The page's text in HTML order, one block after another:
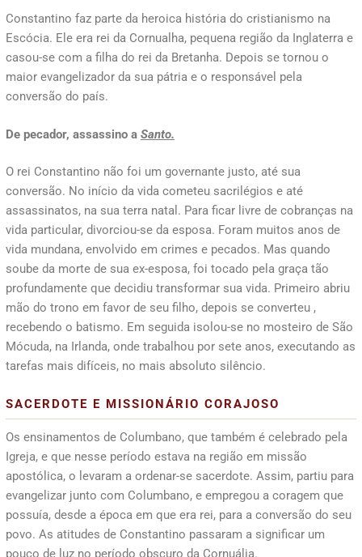
Constantino faz parte da heroica história do cristianismo na
Escócia. Ele era rei da Cornualha, pequena região da Inglaterra e
casou-se com a filha do rei da Bretanha. Depois se tornou o
maior evangelizador da sua pátria e o responsável pela
conversão do país.
De pecador, assassino a Santo.
O rei Constantino não foi um governante justo, até sua
conversão. No início da vida cometeu sacrilégios e até
assassinatos, na sua terra natal. Para ficar livre de cobranças na
vida particular, divorciou-se da esposa. Foram muitos anos de
vida mundana, envolvido em crimes e pecados. Mas quando
soube da morte de sua ex-esposa, foi tocado pela graça tão
profundamente que decidiu transformar sua vida. Primeiro abriu
mão do trono em favor de seu filho, depois se converteu ,
recebendo o batismo. Em seguida isolou-se no mosteiro de São
Mócuda, na Irlanda, onde trabalhou por sete anos, executando as
tarefas mais difíceis, no mais absoluto silêncio.
SACERDOTE E MISSIONÁRIO CORAJOSO
Os ensinamentos de Columbano, que também é celebrado pela
Igreja, e que nesse período estava na região em missão
apostólica, o levaram a ordenar-se sacerdote. Assim, partiu para
evangelizar junto com Columbano, e empregou a coragem que
possuía, desde a época em que era rei, para a conversão do seu
povo. As atitudes de Constantino passaram a significar um
pouco de luz no período obscuro da Cornuália.